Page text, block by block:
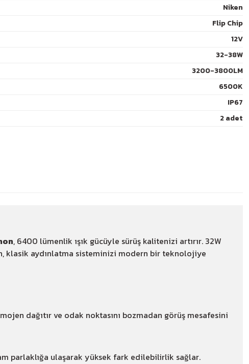
Yorum Yaz
Niken
Flip Chip
12V
32-38W
3200-3800LM
6500K
IP67
2 adet
, 6400 lümenlik ışık gücüyle sürüş kalitenizi artırır. 32W
klasik aydınlatma sisteminizi modern bir teknolojiye
dağıtır ve odak noktasını bozmadan görüş mesafesini
parlaklığa ulaşarak yüksek fark edilebilirlik sağlar.